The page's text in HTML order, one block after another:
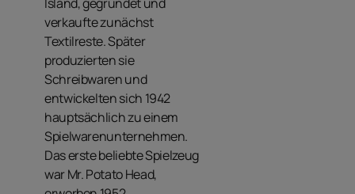
verkaufte zunächst
Textilreste. Später
produzierten sie
Schreibwaren und
entwickelten sich 1942
hauptsächlich zu einem
Spielwarenunternehmen.
Das erste beliebte Spielzeug
war Mr. Potato Head,